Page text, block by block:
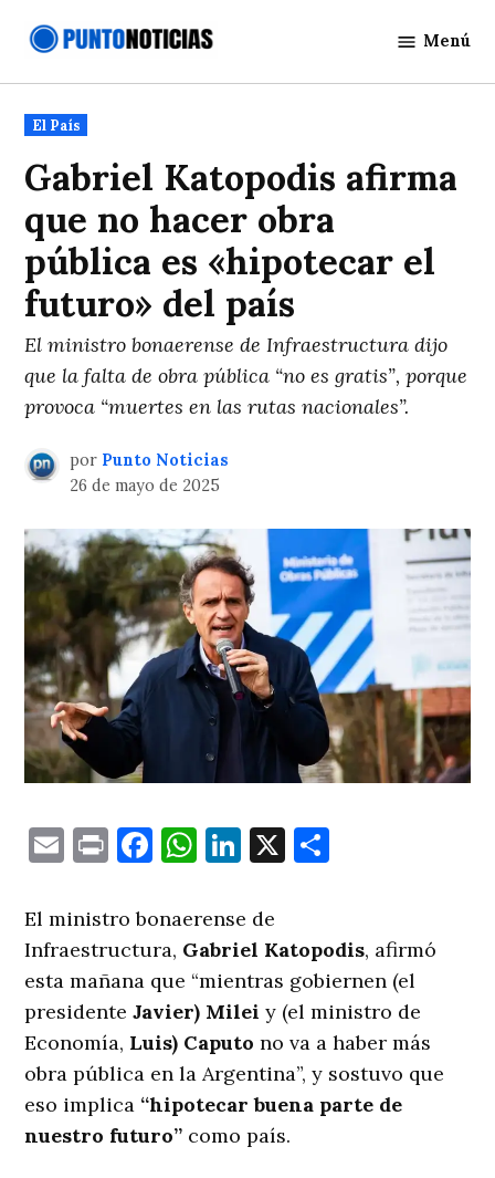
Noticias
Menú
Publicado
en
El País
Gabriel Katopodis afirma
que no hacer obra
pública es «hipotecar el
futuro» del país
El ministro bonaerense de Infraestructura dijo
que la falta de obra pública “no es gratis”, porque
provoca “muertes en las rutas nacionales”.
por Punto Noticias
26 de mayo de 2025
EmailPrintFacebook
WhatsApp
LinkedIn
X
El ministro bonaerense de
Infraestructura, Gabriel Katopodis, afirmó
esta mañana que “mientras gobiernen (el
presidenteJavier) Milei y (el ministro de
Economía, Luis) Caputo no va a haber más
obra pública en la Argentina”, y sostuvo que
eso implica “hipotecar buena parte de
nuestro futuro” como país.